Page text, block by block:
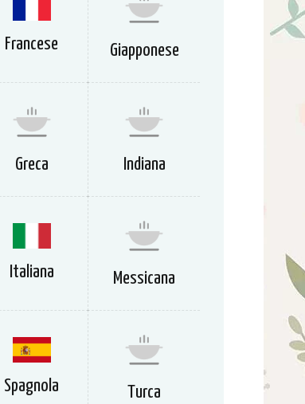
Francese Giapponese
Greca Indiana
Italiana Messicana
Spagnola Turca